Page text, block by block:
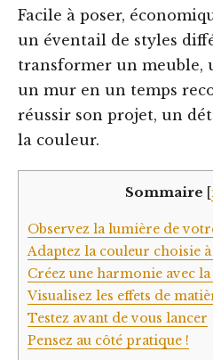
Facile à poser,
un éventail de styles
transformer un meuble,
un mur en un temps
réussir son projet, un
la couleur.
Sommaire
Observez la lumière de
Adaptez la couleur choisie
Créez une harmonie avec
Visualisez les effets de
Testez avant de vous lancer
Pensez au côté pratique !